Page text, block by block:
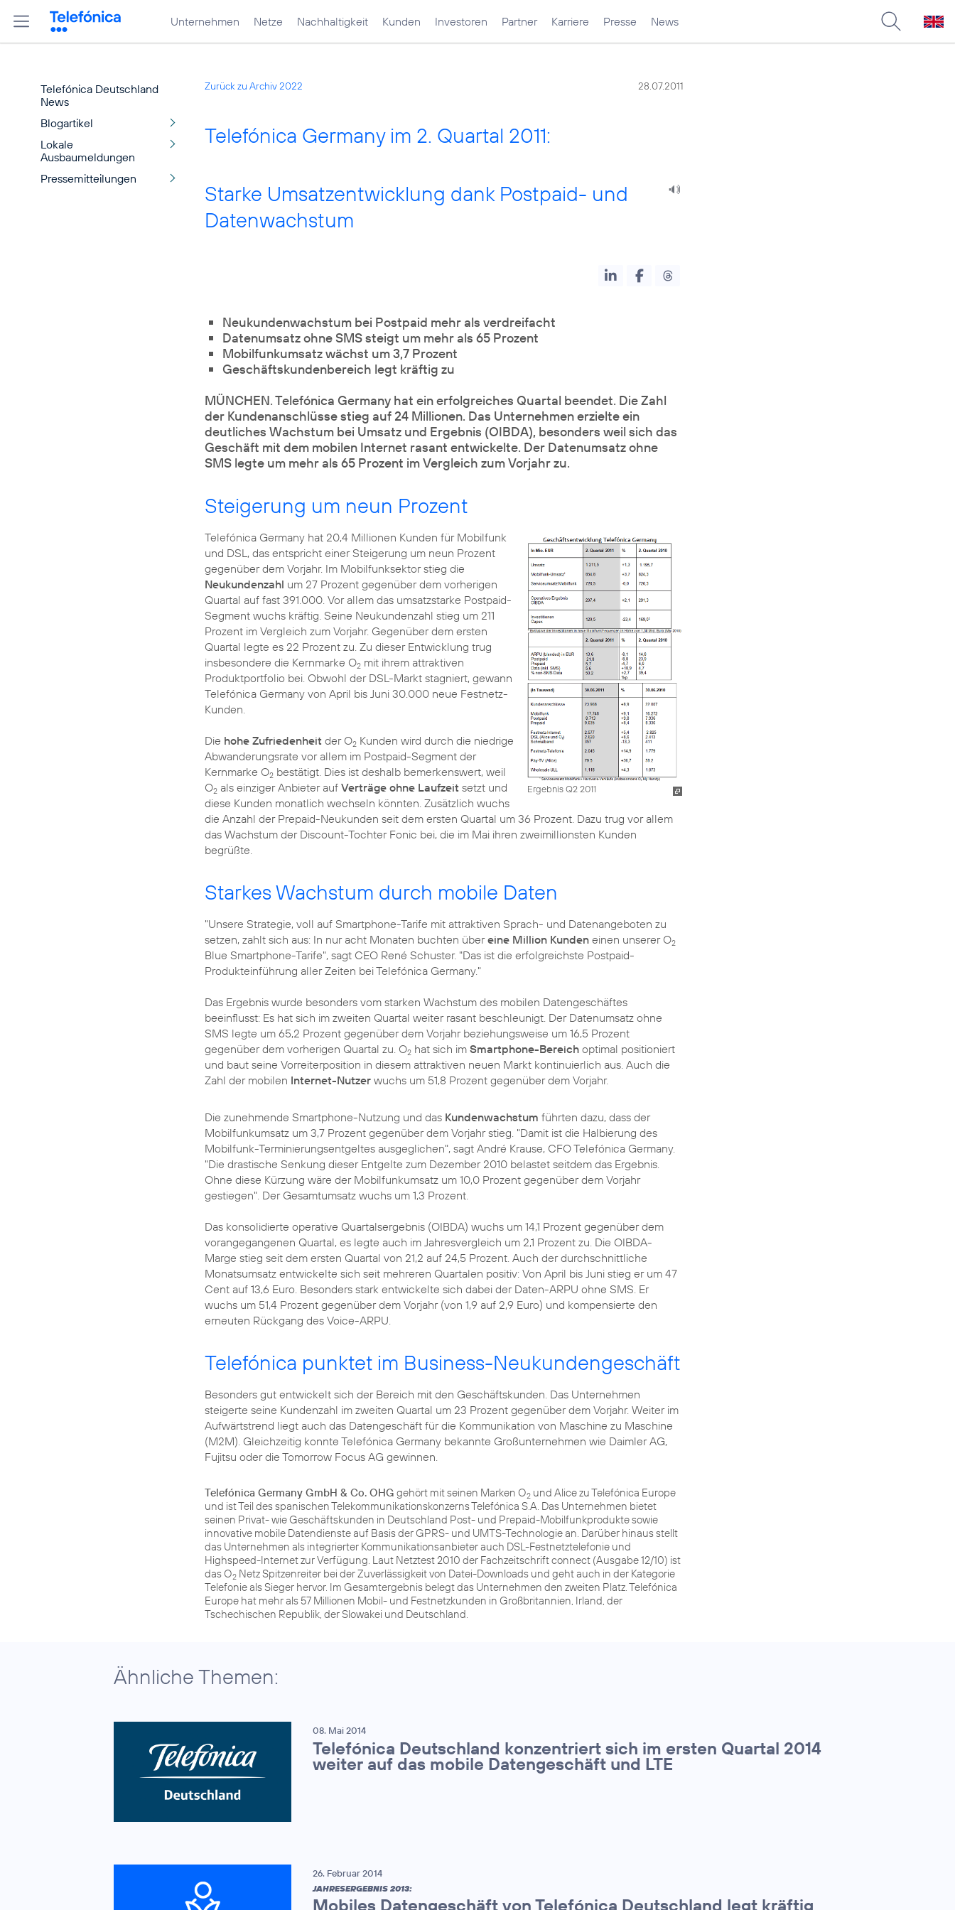
Unternehmen Netze Nachhaltigkeit Kunden Investoren Partner Karriere Presse News
Telefónica Deutschland
News
Blogartikel
Lokale
Ausbaumeldungen
Pressemitteilungen
Zurück zu Archiv 2022 28.07.2011
Telefónica Germany im 2. Quartal 2011:
Starke Umsatzentwicklung dank Postpaid- und
Datenwachstum
Neukundenwachstum bei Postpaid mehr als verdreifacht
Datenumsatz ohne SMS steigt um mehr als 65 Prozent
Mobilfunkumsatz wächst um 3,7 Prozent
Geschäftskundenbereich legt kräftig zu
MÜNCHEN. Telefónica Germany hat ein erfolgreiches Quartal beendet. Die Zahl
der Kundenanschlüsse stieg auf 24 Millionen. Das Unternehmen erzielte ein
deutliches Wachstum bei Umsatz und Ergebnis (OIBDA), besonders weil sich das
Geschäft mit dem mobilen Internet rasant entwickelte. Der Datenumsatz ohne
SMS legte um mehr als 65 Prozent im Vergleich zum Vorjahr zu.
Steigerung um neun Prozent
Ergebnis Q2 2011
Telefónica Germany hat 20,4 Millionen Kunden für Mobilfunk
und DSL, das entspricht einer Steigerung um neun Prozent
gegenüber dem Vorjahr. Im Mobilfunksektor stieg die
Neukundenzahl um 27 Prozent gegenüber dem vorherigen
Quartal auf fast 391.000. Vor allem das umsatzstarke Postpaid-
Segment wuchs kräftig. Seine Neukundenzahl stieg um 211
Prozent im Vergleich zum Vorjahr. Gegenüber dem ersten
Quartal legte es 22 Prozent zu. Zu dieser Entwicklung trug
insbesondere die Kernmarke O2 mit ihrem attraktiven
Produktportfolio bei. Obwohl der DSL-Markt stagniert, gewann
Telefónica Germany von April bis Juni 30.000 neue Festnetz-
Kunden.
Die hohe Zufriedenheit der O2 Kunden wird durch die niedrige
Abwanderungsrate vor allem im Postpaid-Segment der
Kernmarke O2 bestätigt. Dies ist deshalb bemerkenswert, weil
O2 als einziger Anbieter auf Verträge ohne Laufzeit setzt und
diese Kunden monatlich wechseln könnten. Zusätzlich wuchs
die Anzahl der Prepaid-Neukunden seit dem ersten Quartal um 36 Prozent. Dazu trug vor allem
das Wachstum der Discount-Tochter Fonic bei, die im Mai ihren zweimillionsten Kunden
begrüßte.
Starkes Wachstum durch mobile Daten
"Unsere Strategie, voll auf Smartphone-Tarife mit attraktiven Sprach- und Datenangeboten zu
setzen, zahlt sich aus: In nur acht Monaten buchten übereine Million Kunden einen unserer O2
Blue Smartphone-Tarife", sagt CEO René Schuster. "Das ist die erfolgreichste Postpaid-
Produkteinführung aller Zeiten bei Telefónica Germany."
Das Ergebnis wurde besonders vom starken Wachstum des mobilen Datengeschäftes
beeinflusst: Es hat sich im zweiten Quartal weiter rasant beschleunigt. Der Datenumsatz ohne
SMS legte um 65,2 Prozent gegenüber dem Vorjahr beziehungsweise um 16,5 Prozent
gegenüber dem vorherigen Quartal zu. O2 hat sich im Smartphone-Bereich optimal positioniert
und baut seine Vorreiterposition in diesem attraktiven neuen Markt kontinuierlich aus. Auch die
Zahl der mobilen Internet-Nutzer wuchs um 51,8 Prozent gegenüber dem Vorjahr.
Die zunehmende Smartphone-Nutzung und das Kundenwachstum führten dazu, dass der
Mobilfunkumsatz um 3,7 Prozent gegenüber dem Vorjahr stieg. "Damit ist die Halbierung des
Mobilfunk-Terminierungsentgeltes ausgeglichen", sagt André Krause, CFO Telefónica Germany.
"Die drastische Senkung dieser Entgelte zum Dezember 2010 belastet seitdem das Ergebnis.
Ohne diese Kürzung wäre der Mobilfunkumsatz um 10,0 Prozent gegenüber dem Vorjahr
gestiegen". Der Gesamtumsatz wuchs um 1,3 Prozent.
Das konsolidierte operative Quartalsergebnis (OIBDA) wuchs um 14,1 Prozent gegenüber dem
vorangegangenen Quartal, es legte auch im Jahresvergleich um 2,1 Prozent zu. Die OIBDA-
Marge stieg seit dem ersten Quartal von 21,2 auf 24,5 Prozent. Auch der durchschnittliche
Monatsumsatz entwickelte sich seit mehreren Quartalen positiv: Von April bis Juni stieg er um 47
Cent auf 13,6 Euro. Besonders stark entwickelte sich dabei der Daten-ARPU ohne SMS. Er
wuchs um 51,4 Prozent gegenüber dem Vorjahr (von 1,9 auf 2,9 Euro) und kompensierte den
erneuten Rückgang des Voice-ARPU.
Telefónica punktet im Business-Neukundengeschäft
Besonders gut entwickelt sich der Bereich mit den Geschäftskunden. Das Unternehmen
steigerte seine Kundenzahl im zweiten Quartal um 23 Prozent gegenüber dem Vorjahr. Weiter im
Aufwärtstrend liegt auch das Datengeschäft für die Kommunikation von Maschine zu Maschine
(M2M). Gleichzeitig konnte Telefónica Germany bekannte Großunternehmen wie Daimler AG,
Fujitsu oder die Tomorrow Focus AG gewinnen.
Telefónica Germany GmbH & Co. OHG gehört mit seinen Marken O2 und Alice zu Telefónica Europe
und ist Teil des spanischen Telekommunikationskonzerns Telefónica S.A. Das Unternehmen bietet
seinen Privat- wie Geschäftskunden in Deutschland Post- und Prepaid-Mobilfunkprodukte sowie
innovative mobile Datendienste auf Basis der GPRS- und UMTS-Technologie an. Darüber hinaus stellt
das Unternehmen als integrierter Kommunikationsanbieter auch DSL-Festnetztelefonie und
Highspeed-Internet zur Verfügung. Laut Netztest 2010 der Fachzeitschrift connect (Ausgabe 12/10) ist
das O2 Netz Spitzenreiter bei der Zuverlässigkeit von Datei-Downloads und geht auch in der Kategorie
Telefonie als Sieger hervor. Im Gesamtergebnis belegt das Unternehmen den zweiten Platz. Telefónica
Europe hat mehr als 57 Millionen Mobil- und Festnetzkunden in Großbritannien, Irland, der
Tschechischen Republik, der Slowakei und Deutschland.
Ähnliche Themen:
08. Mai 2014
Telefónica Deutschland konzentriert sich im ersten Quartal 2014
weiter auf das mobile Datengeschäft und LTE
26. Februar 2014
JAHRESERGEBNIS 2013:
Mobiles Datengeschäft von Telefónica Deutschland legt kräftig